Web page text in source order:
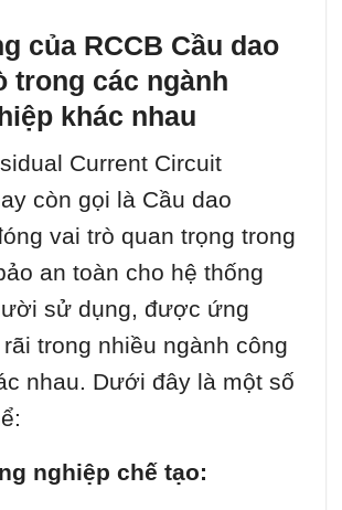
của RCCB Cầu dao
trong các ngành
khác nhau
Current Circuit
còn gọi là Cầu dao
vai trò quan trọng trong
an toàn cho hệ thống
sử dụng, được ứng
trong nhiều ngành công
nhau. Dưới đây là một số
nghiệp chế tạo: